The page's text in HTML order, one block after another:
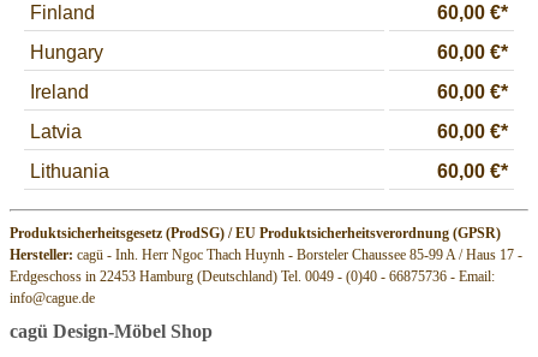
Produktsicherheitsgesetz (ProdSG) / EU Produktsicherheitsverordnung (GPSR)
Hersteller: cagü - Inh. Herr Ngoc Thach Huynh - Borsteler Chaussee 85-99 A / Haus 17 -
Erdgeschoss in 22453 Hamburg (Deutschland) Tel. 0049 - (0)40 - 66875736 - Email:
info@cague.de
cagü Design-Möbel Shop